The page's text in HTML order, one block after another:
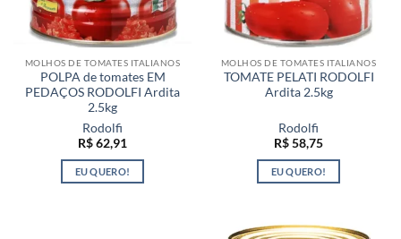
MOLHOS DE TOMATES ITALIANOS
POLPA de tomates EM
PEDAÇOS RODOLFI Ardita
2.5kg
Rodolfi
R$62,91
EU QUERO!
MOLHOS DE TOMATES ITALIANOS
TOMATE PELATI RODOLFI
Ardita 2.5kg
Rodolfi
R$58,75
EU QUERO!